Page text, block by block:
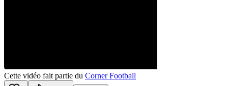
Cette vidéo fait partie du Corner Football